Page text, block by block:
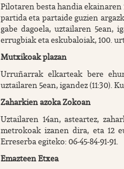
Pilotaren besta handia
partida eta partaide guzien
gabe dagoela, uztailaren 5ean,
errugbiak eta eskubaloiak, 100.
Mutxikoak plazan
Urruñarrak elkarteak bere
uztailaren 5ean, igandez (11:30).
Zaharkien azoka Zokoan
Uztailaren 14an, asteartez,
metrokoak izanen dira, eta 12
Erreserba egiteko: 06-45-84-91-91.
Emazteen Etxea